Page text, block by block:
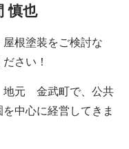
慎也
根塗装をご検討な
さい！
地元 金武町で、公共
中心に経営してきま